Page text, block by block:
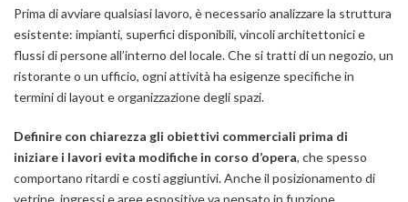
Prima di avviare qualsiasi lavoro, è necessario analizzare la struttura
esistente: impianti, superfici disponibili, vincoli architettonici e
flussi di persone all’interno del locale. Che si tratti di un negozio, un
ristorante o un ufficio, ogni attività ha esigenze specifiche in
termini di layout e organizzazione degli spazi.
Definire con chiarezza gli obiettivi commerciali prima di
iniziare i lavori evita modifiche in corso d’opera, che spesso
comportano ritardi e costi aggiuntivi. Anche il posizionamento di
vetrine, ingressi e aree espositive va pensato in funzione